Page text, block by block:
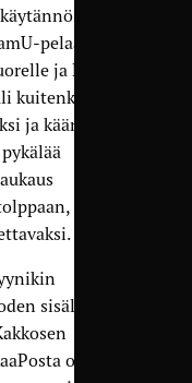
pelaajista
ja Eino-
kuitenkin
ja kääntyi
ja pallo
sisällä, sillä
oli yksi